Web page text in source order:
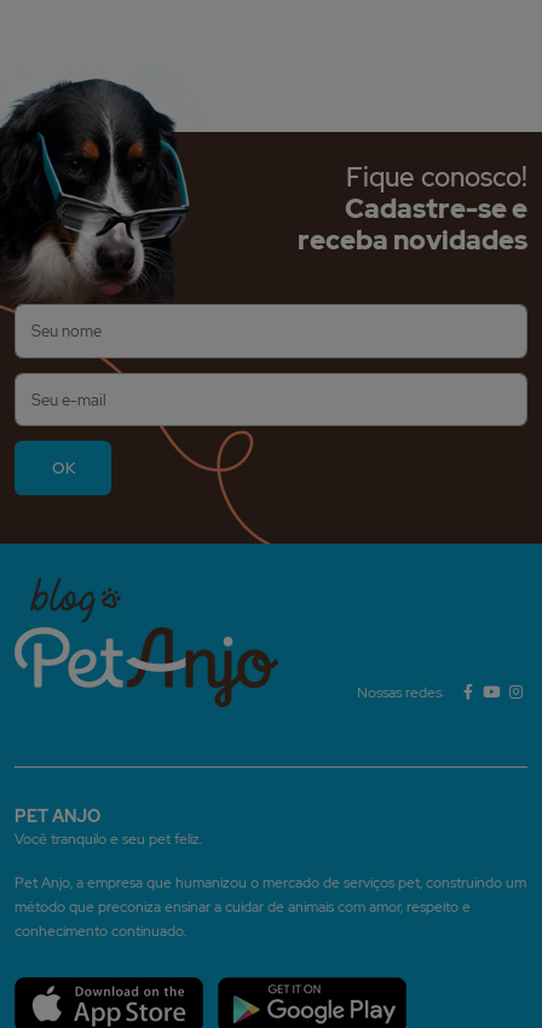
Fique conosco!
Cadastre-se e
receba novidades
Nossas redes:
PET ANJO
Você tranquilo e seu pet feliz.
Pet Anjo, a empresa que humanizou o mercado de serviços pet, construindo um
método que preconiza ensinar a cuidar de animais com amor, respeito e
conhecimento continuado.